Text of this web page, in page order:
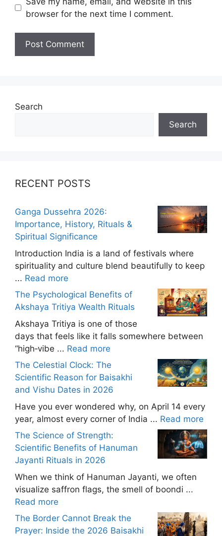
browser for the next time I comment.
Search
Search
RECENT POSTS
Ganga Dussehra 2026:
Importance, History, Rituals &
Spiritual Significance
Introduction India is a land of festivals where
spirituality and culture blend beautifully to keep
... Read more
The Psychological Benefits of
Akshaya Tritiya Wealth Rituals
Akshaya Tritiya is one of those
days that feels like it falls somewhere between
“high‑vibe ... Read more
The Celestial Clock: The
Scientific Reason for Baisakhi
and Vishu Dates in 2026
Have you ever wondered why, on April 14 every
year, almost every corner of India ... Read more
The Science of Strength:
Scientific Benefits of Hanuman
Jayanti Rituals in 2026
When we think of Hanuman Jayanti, we often
visualize saffron flags, the smell of boondi ...
Read more
The Border Cannot Break the
Prayer: Inside the 2026 Baisakhi